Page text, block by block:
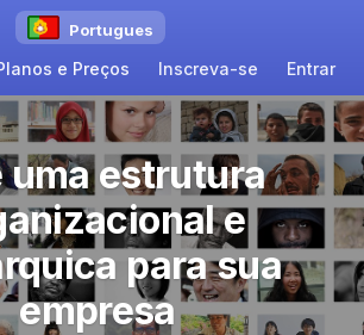
Portugues
e Preços Inscreva-se Entrar
uma estrutura
e
para sua
empresa